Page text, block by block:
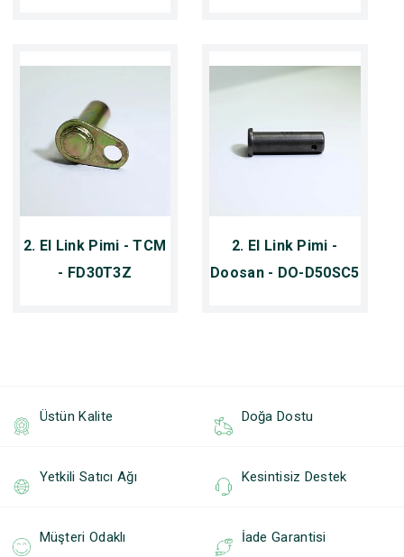
2. El Link Pimi - TCM
- FD30T3Z
2. El Link Pimi -
Doosan - DO-D50SC5
Üstün Kalite Doğa Dostu
Yetkili Satıcı Ağı Kesintisiz Destek
Müşteri Odaklı İade Garantisi